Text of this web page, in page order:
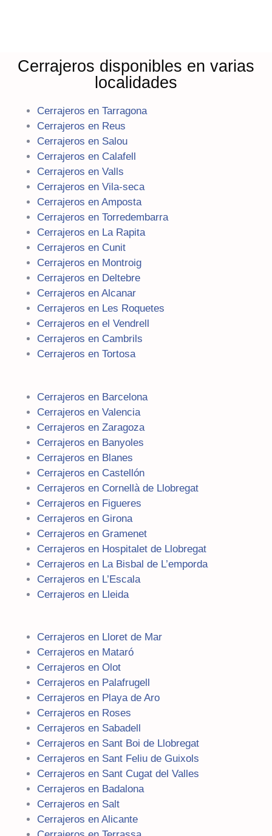
Cerrajeros disponibles en varias
localidades
Cerrajeros en Tarragona
Cerrajeros en Reus
Cerrajeros en Salou
Cerrajeros en Calafell
Cerrajeros en Valls
Cerrajeros en Vila-seca
Cerrajeros en Amposta
Cerrajeros en Torredembarra
Cerrajeros en La Rapita
Cerrajeros en Cunit
Cerrajeros en Montroig
Cerrajeros en Deltebre
Cerrajeros en Alcanar
Cerrajeros en Les Roquetes
Cerrajeros en el Vendrell
Cerrajeros en Cambrils
Cerrajeros en Tortosa
Cerrajeros en Barcelona
Cerrajeros en Valencia
Cerrajeros en Zaragoza
Cerrajeros en Banyoles
Cerrajeros en Blanes
Cerrajeros en Castellón
Cerrajeros en Cornellà de Llobregat
Cerrajeros en Figueres
Cerrajeros en Girona
Cerrajeros en Gramenet
Cerrajeros en Hospitalet de Llobregat
Cerrajeros en La Bisbal de L’emporda
Cerrajeros en L’Escala
Cerrajeros en Lleida
Cerrajeros en Lloret de Mar
Cerrajeros en Mataró
Cerrajeros en Olot
Cerrajeros en Palafrugell
Cerrajeros en Playa de Aro
Cerrajeros en Roses
Cerrajeros en Sabadell
Cerrajeros en Sant Boi de Llobregat
Cerrajeros en Sant Feliu de Guixols
Cerrajeros en Sant Cugat del Valles
Cerrajeros en Badalona
Cerrajeros en Salt
Cerrajeros en Alicante